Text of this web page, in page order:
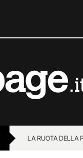
LA RUOTA DELLA